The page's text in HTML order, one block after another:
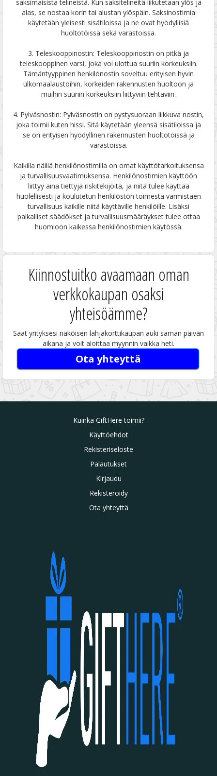
saksimaisista telineistä. Kun saksitelineitä liikutetaan ylös ja
alas, se nostaa korin tai alustan ylöspäin. Saksinostimia
käytetään yleisesti sisätiloissa ja ne ovat hyödyllisiä
huoltotöissä sekä varastoissa.
3. Teleskooppinostin: Teleskooppinostin on pitkä ja
teleskooppinen varsi, joka voi ulottua suuriin korkeuksiin.
Tämäntyyppinen henkilönostin soveltuu erityisen hyvin
ulkomaalaustöihin, korkeiden rakennusten huoltoon ja
muihin suuriin korkeuksiin liittyviin tehtäviin.
4. Pylväsnostin: Pylväsnostin on pystysuoraan liikkuva nostin,
joka toimii kuten hissi. Sitä käytetään yleensä sisätiloissa ja
se on erityisen hyödyllinen rakennusten huoltotöissä ja
varastoissa.
Kaikilla näillä henkilönostimilla on omat käyttötarkoituksensa
ja turvallisuusvaatimuksensa. Henkilönostimien käyttöön
liittyy aina tiettyjä riskitekijöitä, ja niitä tulee käyttää
huolellisesti ja koulutetun henkilöstön toimesta varmistaen
turvallisuus kaikille niitä käyttäville henkilöille. Lisäksi
paikalliset säädökset ja turvallisuusmääräykset tulee ottaa
huomioon kaikessa henkilönostimien käytössä.
Kiinnostuitko avaamaan oman
verkkokaupan osaksi
yhteisöämme?
Saat yrityksesi näköisen lahjakorttikaupan auki saman päivän
aikana ja voit aloittaa myynnin vaikka heti.
Ota yhteyttä
Kuinka GiftHere toimii?
Käyttöehdot
Rekisteriseloste
Palautukset
Kirjaudu
Rekisteröidy
Ota yhteyttä